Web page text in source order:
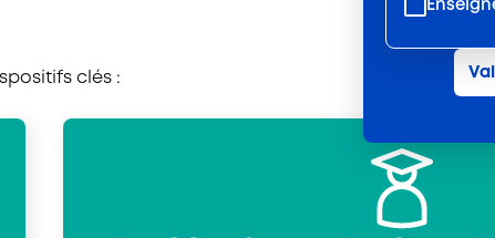
Hôtels,
Portage
clés :